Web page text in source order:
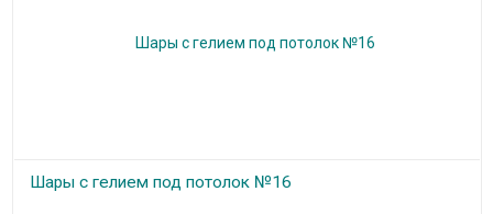
Шары с гелием под потолок №16